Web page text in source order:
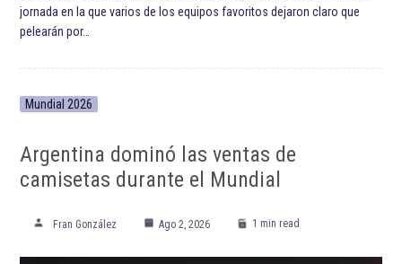
jornada en la que varios de los equipos favoritos dejaron claro que
pelearán por…
Mundial 2026
Argentina dominó las ventas de
camisetas durante el Mundial
Fran González Ago 2, 2026 1 min read